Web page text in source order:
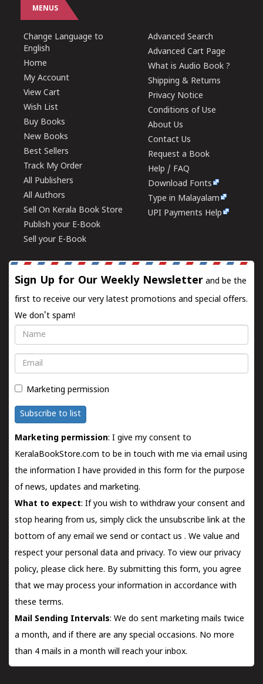
MENUS
Change Language to
English
Home
My Account
View Cart
Wish List
Buy Books
New Books
Best Sellers
Track My Order
All Publishers
All Authors
Sell On Kerala Book Store
Publish your E-Book
Sell your E-Book
Advanced Search
Advanced Cart Page
What is Audio Book ?
Shipping & Returns
Privacy Notice
Conditions of Use
About Us
Contact Us
Request a Book
Help / FAQ
Download Fonts
Type in Malayalam
UPI Payments Help
Sign Up for Our Weekly Newsletter and be the
first to receive our very latest promotions and special offers.
We don't spam!
Name
Email
Marketing permission
Subscribe to list
Marketing permission: I give my consent to
KeralaBookStore.com to be in touch with me via email using
the information I have provided in this form for the purpose
of news, updates and marketing.
What to expect: If you wish to withdraw your consent and
stop hearing from us, simply click the unsubscribe link at the
bottom of any email we send orcontact us . We value and
respect your personal data and privacy. To view our privacy
policy, please click here. By submitting this form, you agree
that we may process your information in accordance with
these terms.
Mail Sending Intervals: We do sent marketing mails twice
a month, and if there are any special occasions. No more
than 4 mails in a month will reach your inbox.